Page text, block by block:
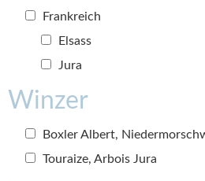
Frankreich
Elsass
Jura
Winzer
Boxler Albert,
Touraize, Arbois Jura